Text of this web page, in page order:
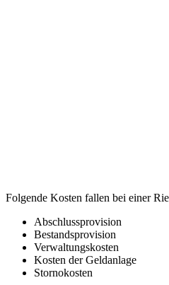
Folgende Kosten fallen bei einer
Abschlussprovision
Bestandsprovision
Verwaltungskosten
Kosten der Geldanlage
Stornokosten